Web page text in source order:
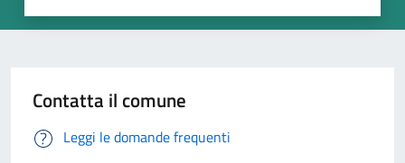
Contatta il comune
Leggi le domande frequenti